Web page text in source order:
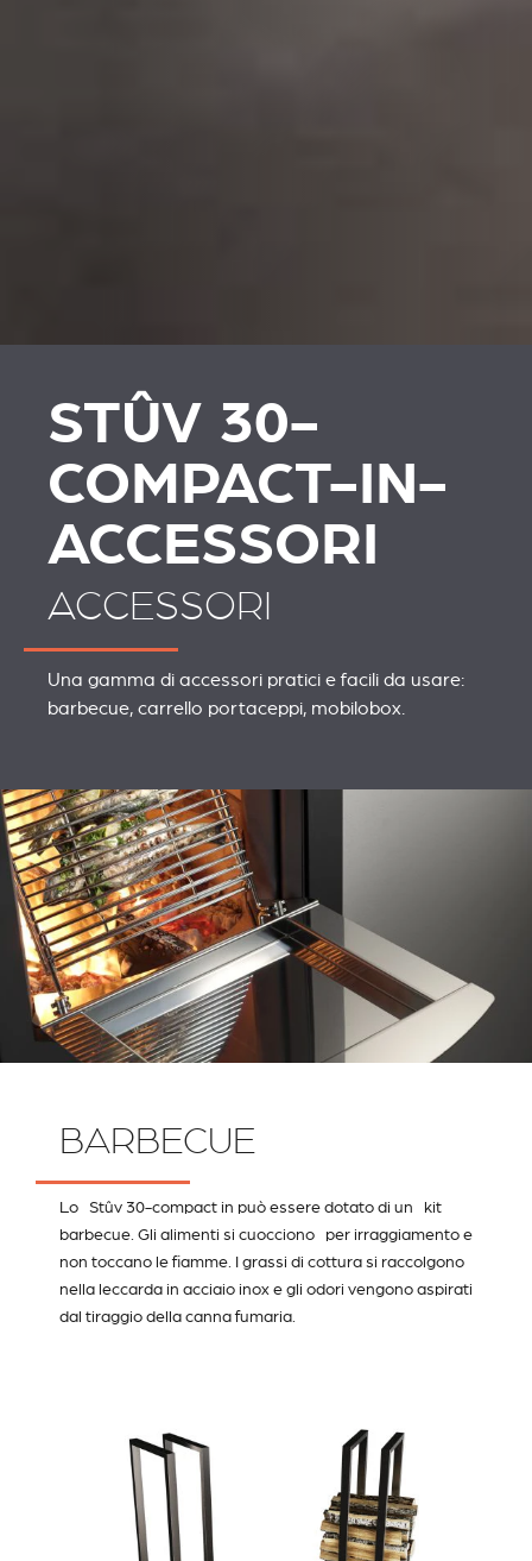
STÛV 30-
COMPACT-IN-
ACCESSORI
ACCESSORI
Una gamma di accessori pratici e facili da usare:
barbecue, carrello portaceppi, mobilobox.
BARBECUE
Lo Stûv 30-compact in può essere dotato di un kit
barbecue. Gli alimenti si cuocciono per irraggiamento e
non toccano le fiamme. I grassi di cottura si raccolgono
nella leccarda in acciaio inox e gli odori vengono aspirati
dal tiraggio della canna fumaria.